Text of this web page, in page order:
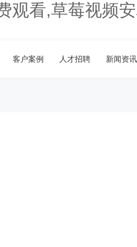
观看,草莓视频
客户案例 人才招聘 新闻资讯